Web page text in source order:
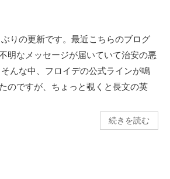
りの更新です。最近こちらのブログ
明なメッセージが届いていて治安の悪
んな中、フロイデの公式ラインが鳴
のですが、ちょっと覗くと長文の英
続きを読む